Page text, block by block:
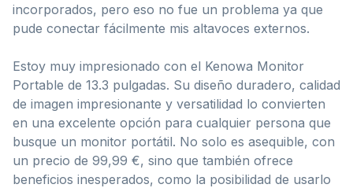
incorporados, pero eso no fue un problema ya que
pude conectar fácilmente mis altavoces externos.
Estoy muy impresionado con el Kenowa Monitor
Portable de 13.3 pulgadas. Su diseño duradero, calidad
de imagen impresionante y versatilidad lo convierten
en una excelente opción para cualquier persona que
busque un monitor portátil. No solo es asequible, con
un precio de 99,99 €, sino que también ofrece
beneficios inesperados, como la posibilidad de usarlo